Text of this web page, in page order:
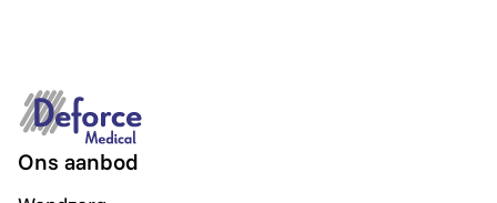
Ons aanbod